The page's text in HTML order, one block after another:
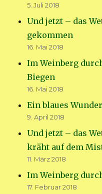
5. Juli 2018
Und jetzt – das
gekommen
16. Mai 2018
Im Weinberg
Biegen
16. Mai 2018
Ein blaues Wunder
9. April 2018
Und jetzt – das
kräht auf dem
11. März 2018
Im Weinberg
17. Februar 2018